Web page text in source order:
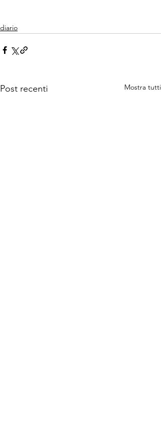
diario
Post recenti Mostra tutti